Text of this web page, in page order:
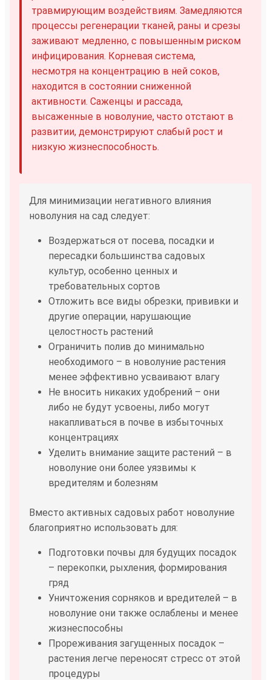
травмирующим воздействиям. Замедляются
процессы регенерации тканей, раны и срезы
заживают медленно, с повышенным риском
инфицирования. Корневая система,
несмотря на концентрацию в ней соков,
находится в состоянии сниженной
активности. Саженцы и рассада,
высаженные в новолуние, часто отстают в
развитии, демонстрируют слабый рост и
низкую жизнеспособность.
Для минимизации негативного влияния
новолуния на сад следует:
Воздержаться от посева, посадки и
пересадки большинства садовых
культур, особенно ценных и
требовательных сортов
Отложить все виды обрезки, прививки и
другие операции, нарушающие
целостность растений
Ограничить полив до минимально
необходимого – в новолуние растения
менее эффективно усваивают влагу
Не вносить никаких удобрений – они
либо не будут усвоены, либо могут
накапливаться в почве в избыточных
концентрациях
Уделить внимание защите растений – в
новолуние они более уязвимы к
вредителям и болезням
Вместо активных садовых работ новолуние
благоприятно использовать для:
Подготовки почвы для будущих посадок
– перекопки, рыхления, формирования
гряд
Уничтожения сорняков и вредителей – в
новолуние они также ослаблены и менее
жизнеспособны
Прореживания загущенных посадок –
растения легче переносят стресс от этой
процедуры